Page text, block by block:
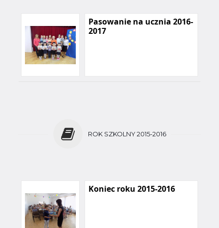
Pasowanie na ucznia 2016-
2017
ROK SZKOLNY 2015-2016
Koniec roku 2015-2016